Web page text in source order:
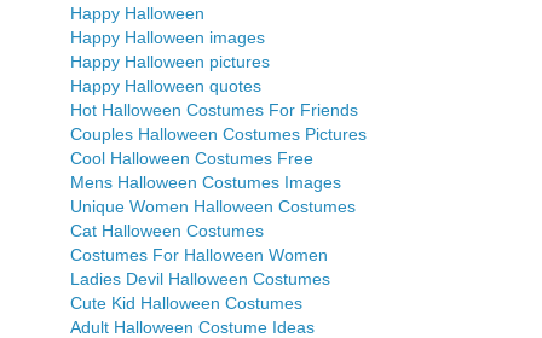
Happy Halloween
Happy Halloween images
Happy Halloween pictures
Happy Halloween quotes
Hot Halloween Costumes For Friends
Couples Halloween Costumes Pictures
Cool Halloween Costumes Free
Mens Halloween Costumes Images
Unique Women Halloween Costumes
Cat Halloween Costumes
Costumes For Halloween Women
Ladies Devil Halloween Costumes
Cute Kid Halloween Costumes
Adult Halloween Costume Ideas